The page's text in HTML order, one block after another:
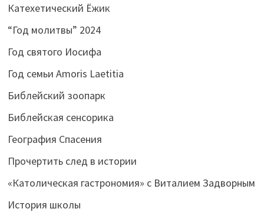
Катехетический Ёжик
“Год молитвы” 2024
Год святого Иосифа
Год семьи Amoris Laetitia
Библейский зоопарк
Библейская сенсорика
География Спасения
Прочертить след в истории
«Католическая гастрономия» с Виталием Задворным
История школы